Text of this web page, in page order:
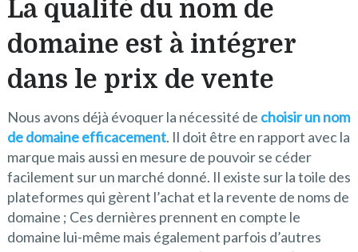
La qualité du nom de
domaine est à intégrer
dans le prix de vente
Nous avons déjà évoquer la nécessité de choisir un nom
de domaine efficacement. Il doit être en rapport avec la
marque mais aussi en mesure de pouvoir se céder
facilement sur un marché donné. Il existe sur la toile des
plateformes qui gèrent l’achat et la revente de noms de
domaine ; Ces dernières prennent en compte le
domaine lui-même mais également parfois d’autres